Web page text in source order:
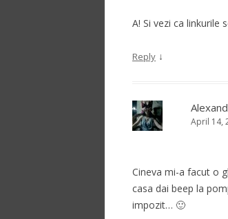
A! Si vezi ca linkurile
Reply ↓
April 14,
Cineva mi-a facut o
casa dai beep la
impozit… 🙂